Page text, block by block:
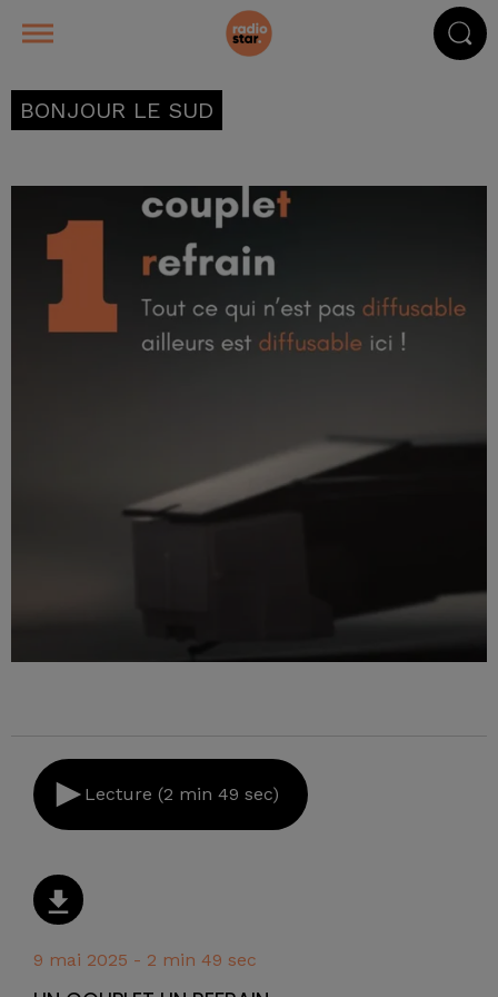
BONJOUR LE SUD
Lecture (2 min 49 sec)
9 mai 2025 - 2 min 49 sec